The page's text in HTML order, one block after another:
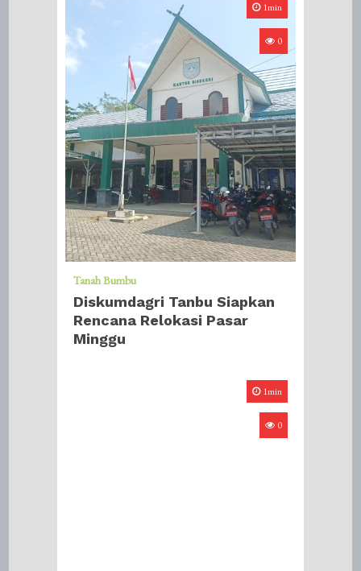
1min
0
Tanah Bumbu
Diskumdagri Tanbu Siapkan
Rencana Relokasi Pasar
Minggu
1min
0